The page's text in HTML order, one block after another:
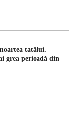
tatălui.
grea perioadă din